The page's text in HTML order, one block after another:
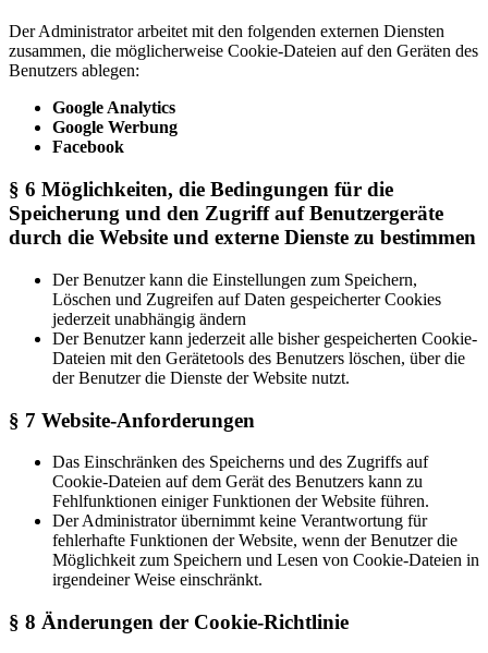
Der Administrator arbeitet mit den folgenden externen Diensten
zusammen, die möglicherweise Cookie-Dateien auf den Geräten des
Benutzers ablegen:
Google Analytics
Google Werbung
Facebook
§ 6 Möglichkeiten, die Bedingungen für die
Speicherung und den Zugriff auf Benutzergeräte
durch die Website und externe Dienste zu bestimmen
Der Benutzer kann die Einstellungen zum Speichern,
Löschen und Zugreifen auf Daten gespeicherter Cookies
jederzeit unabhängig ändern
Der Benutzer kann jederzeit alle bisher gespeicherten Cookie-
Dateien mit den Gerätetools des Benutzers löschen, über die
der Benutzer die Dienste der Website nutzt.
§ 7 Website-Anforderungen
Das Einschränken des Speicherns und des Zugriffs auf
Cookie-Dateien auf dem Gerät des Benutzers kann zu
Fehlfunktionen einiger Funktionen der Website führen.
Der Administrator übernimmt keine Verantwortung für
fehlerhafte Funktionen der Website, wenn der Benutzer die
Möglichkeit zum Speichern und Lesen von Cookie-Dateien in
irgendeiner Weise einschränkt.
§ 8 Änderungen der Cookie-Richtlinie